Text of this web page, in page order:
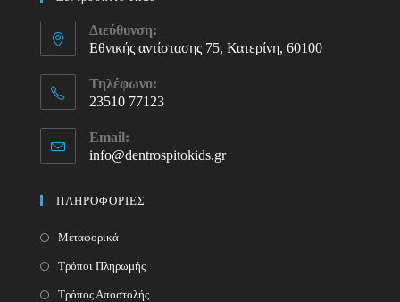
Διεύθυνση:
Εθνικής αντίστασης 75, Κατερίνη, 60100
Τηλέφωνο:
23510 77123
in
your
Email:
info@dentrospitokids.grOpens
ΠΛΗΡΟΦΟΡΙΕΣ
Μεταφορικά
Τρόποι Πληρωμής
Τρόπος Αποστολής